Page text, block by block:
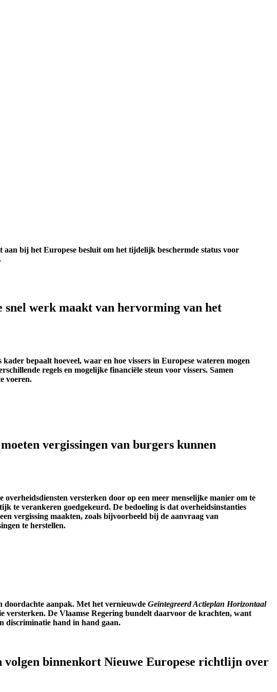
bij het Europese besluit om het tijdelijk beschermde status voor
snel werk maakt van hervorming van het
bepaalt hoeveel, waar en hoe vissers in Europese wateren mogen
regels en mogelijke financiële steun voor vissers. Samen
voeren.
vergissingen van burgers kunnen
overheidsdiensten versterken door op een meer menselijke manier om te
te verankeren goedgekeurd. De bedoeling is dat overheidsinstanties
vergissing maakten, zoals bijvoorbeeld bij de aanvraag van
te herstellen.
doordachte aanpak. Met het vernieuwde Geïntegreerd Actieplan Horizontaal
De Vlaamse Regering bundelt daarvoor de krachten, want
discriminatie hand in hand gaan.
volgen binnenkort Nieuwe Europese richtlijn over